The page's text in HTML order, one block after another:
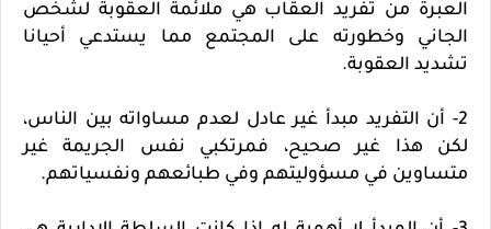
العبرة من تفريد العقاب هي ملائمة العقوبة لشخص
الجاني وخطورته على المجتمع مما يستدعي أحيانا
تشديد العقوبة.
2- أن التفريد مبدأ غير عادل لعدم مساواته بين الناس،
لكن هذا غير صحيح، فمرتكبي نفس الجريمة غير
متساوين في مسؤوليتهم وفي طبائعهم ونفسياتهم.